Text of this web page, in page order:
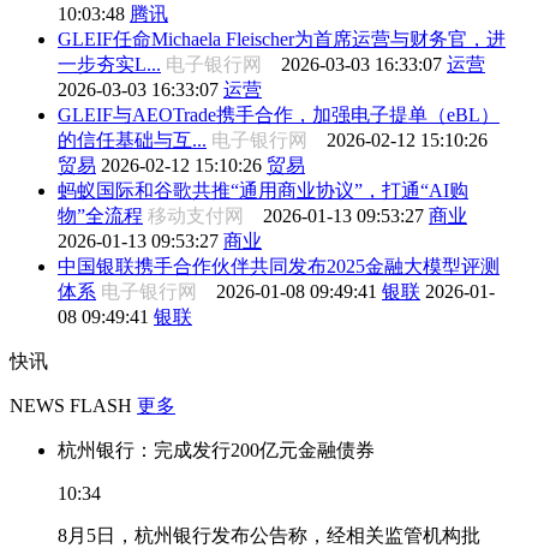
10:03:48 腾讯
GLEIF任命Michaela Fleischer为首席运营与财务官，进
一步夯实L... 电子银行网 2026-03-03 16:33:07 运营
2026-03-03 16:33:07 运营
GLEIF与AEOTrade携手合作，加强电子提单（eBL）
的信任基础与互... 电子银行网 2026-02-12 15:10:26
贸易 2026-02-12 15:10:26 贸易
蚂蚁国际和谷歌共推“通用商业协议”，打通“AI购
物”全流程 移动支付网 2026-01-13 09:53:27 商业
2026-01-13 09:53:27 商业
中国银联携手合作伙伴共同发布2025金融大模型评测
体系 电子银行网 2026-01-08 09:49:41 银联 2026-01-
08 09:49:41 银联
快讯
NEWS FLASH 更多
杭州银行：完成发行200亿元金融债券
10:34
8月5日，杭州银行发布公告称，经相关监管机构批